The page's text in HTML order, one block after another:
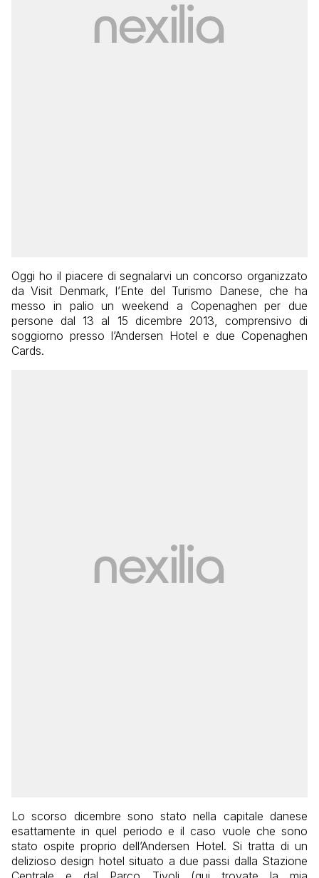
Oggi ho il piacere di segnalarvi un concorso organizzato
da Visit Denmark, l’Ente del Turismo Danese, che ha
messo in palio un weekend a Copenaghen per due
persone dal 13 al 15 dicembre 2013, comprensivo di
soggiorno presso l’Andersen Hotel e due Copenaghen
Cards.
Lo scorso dicembre sono stato nella capitale danese
esattamente in quel periodo e il caso vuole che sono
stato ospite proprio dell’Andersen Hotel. Si tratta di un
delizioso design hotel situato a due passi dalla Stazione